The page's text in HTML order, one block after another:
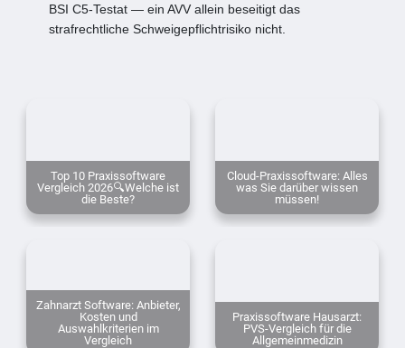
BSI C5-Testat — ein AVV allein beseitigt das
strafrechtliche Schweigepflichtrisiko nicht.
Top 10 Praxissoftware
Vergleich 2026🔍Welche ist
die Beste?
Cloud-Praxissoftware: Alles
was Sie darüber wissen
müssen!
Zahnarzt Software: Anbieter,
Kosten und
Auswahlkriterien im
Vergleich
Praxissoftware Hausarzt:
PVS-Vergleich für die
Allgemeinmedizin